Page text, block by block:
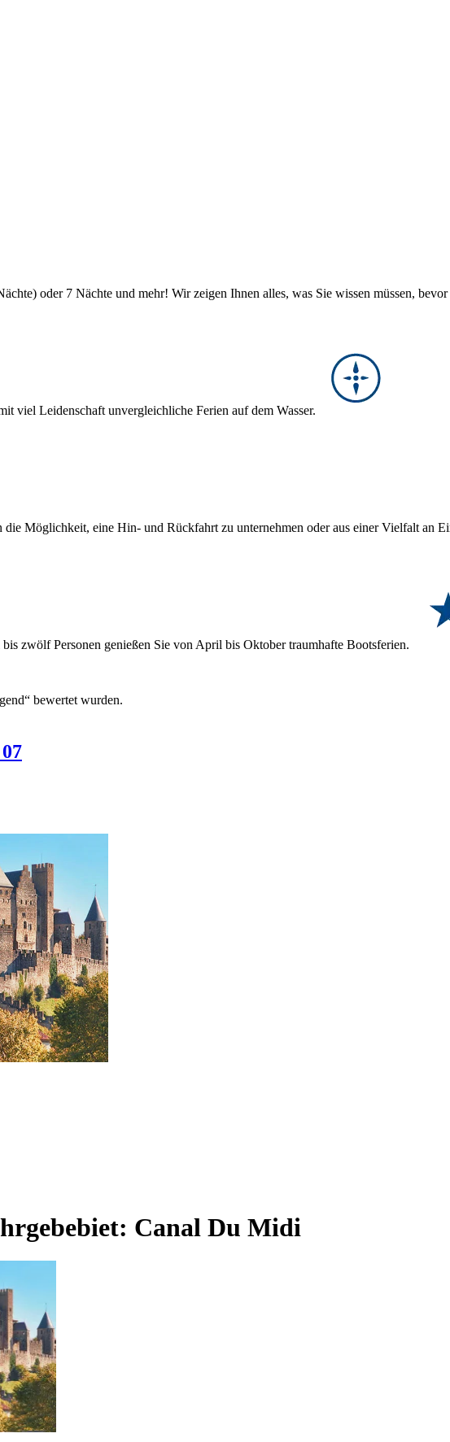
oder 7 Nächte und mehr! Wir zeigen Ihnen alles, was Sie wissen müssen,
viel Leidenschaft unvergleichliche Ferien auf dem Wasser.
Möglichkeit, eine Hin- und Rückfahrt zu unternehmen oder aus einer Vielfalt an
zwölf Personen genießen Sie von April bis Oktober traumhafte Bootsferien.
bewertet wurden.
Canal Du Midi